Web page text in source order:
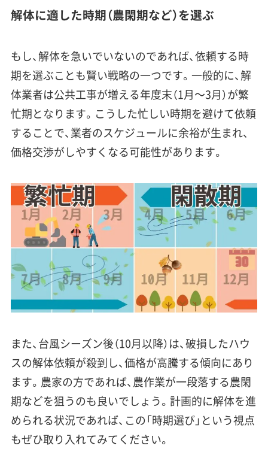
解体に適した時期（農閑期など）を選ぶ
もし、解体を急いでいないのであれば、依頼する時
期を選ぶことも賢い戦略の一つです。一般的に、解
体業者は公共工事が増える年度末（1月〜3月）が繁
忙期となります。こうした忙しい時期を避けて依頼
することで、業者のスケジュールに余裕が生まれ、
価格交渉がしやすくなる可能性があります。
また、台風シーズン後（10月以降）は、破損したハウ
スの解体依頼が殺到し、価格が高騰する傾向にあり
ます。農家の方であれば、農作業が一段落する農閑
期などを狙うのも良いでしょう。計画的に解体を進
められる状況であれば、この「時期選び」という視点
もぜひ取り入れてみてください。